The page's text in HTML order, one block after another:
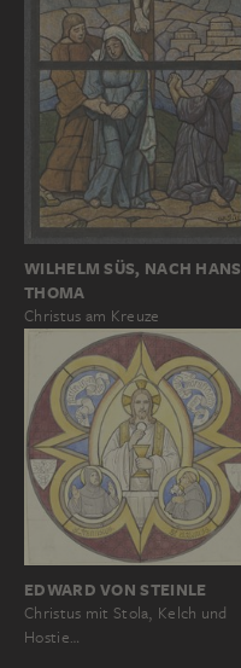
WILHELM SÜS, NACH HANS
THOMA
Christus am Kreuze
EDWARD VON STEINLE
Christus mit Stola, Kelch und
Hostie…